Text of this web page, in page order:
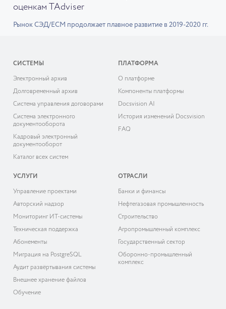
оценкам TAdviser
Рынок СЭД/ECM продолжает плавное развитие в 2019-2020 гг.
СИСТЕМЫ
Электронный архив
Долговременный архив
Система управления договорами
Система электронного
документооборота
Кадровый электронный
документооборот
Каталог всех систем
ПЛАТФОРМА
О платформе
Компоненты платформы
Docsvision AI
История изменений Docsvision
FAQ
УСЛУГИ
Управление проектами
Авторский надзор
Мониторинг ИТ-системы
Техническая поддержка
Абонементы
Миграция на PostgreSQL
Аудит развёртывания системы
Внешнее хранение файлов
Обучение
ОТРАСЛИ
Банки и финансы
Нефтегазовая промышленность
Строительство
Агропромышленный комплекс
Государственный сектор
Оборонно-промышленный
комплекс